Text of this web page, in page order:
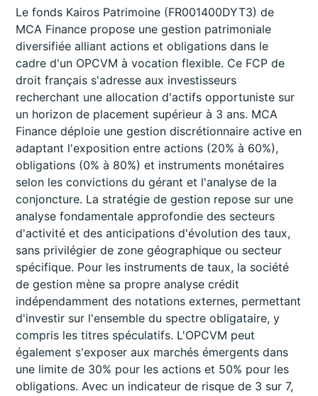
Le fonds Kairos Patrimoine (FR001400DYT3) de
MCA Finance propose une gestion patrimoniale
diversifiée alliant actions et obligations dans le
cadre d'un OPCVM à vocation flexible. Ce FCP de
droit français s'adresse aux investisseurs
recherchant une allocation d'actifs opportuniste sur
un horizon de placement supérieur à 3 ans. MCA
Finance déploie une gestion discrétionnaire active en
adaptant l'exposition entre actions (20% à 60%),
obligations (0% à 80%) et instruments monétaires
selon les convictions du gérant et l'analyse de la
conjoncture. La stratégie de gestion repose sur une
analyse fondamentale approfondie des secteurs
d'activité et des anticipations d'évolution des taux,
sans privilégier de zone géographique ou secteur
spécifique. Pour les instruments de taux, la société
de gestion mène sa propre analyse crédit
indépendamment des notations externes, permettant
d'investir sur l'ensemble du spectre obligataire, y
compris les titres spéculatifs. L'OPCVM peut
également s'exposer aux marchés émergents dans
une limite de 30% pour les actions et 50% pour les
obligations. Avec un indicateur de risque de 3 sur 7,